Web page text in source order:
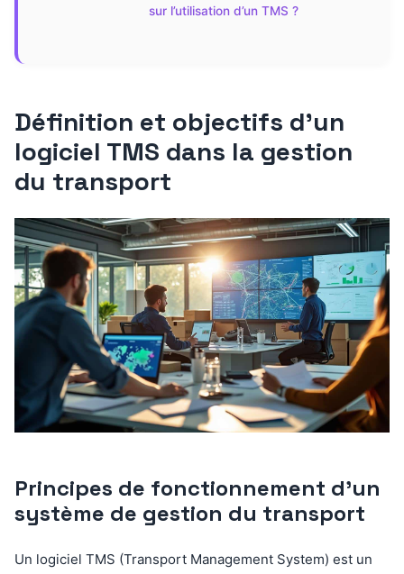
sur l’utilisation d’un TMS ?
Définition et objectifs d’un
logiciel TMS dans la gestion
du transport
Principes de fonctionnement d’un
système de gestion du transport
Un logiciel TMS (Transport Management System) est un